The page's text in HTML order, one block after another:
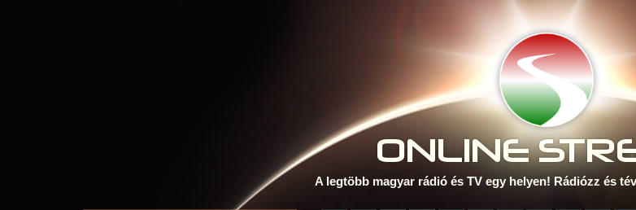
ONLINE S
A legtöbb magyar rádió és TV egy helyen! Rádiózz és